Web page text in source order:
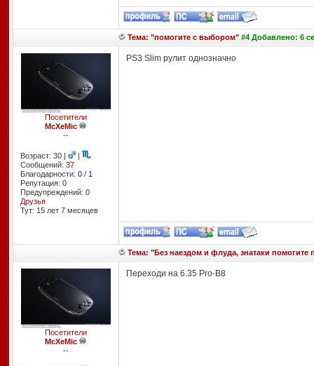
Тема: "помогите с выбором"#4 Добавлено: 6
Посетители
McXeMic
--
Возраст: 30 |
|
Сообщений: 37
Благодарности: 0/ 1
Репутация: 0
Предупреждений: 0
Друзья
Тут: 15 лет 7 месяцев
PS3 Slim рулит однозначно
Тема: "Без наездом и флуда, знатаки помогите
Посетители
McXeMic
--
Переходи на 6.35 Pro-B8